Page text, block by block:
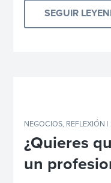
SEGUIR
NEGOCIOS, REFLEXIÓN |
¿Quieres
un